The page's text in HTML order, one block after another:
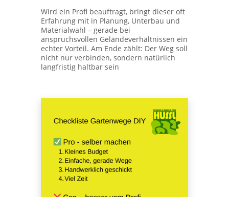
Wird ein Profi beauftragt, bringt dieser oft
Erfahrung mit in Planung, Unterbau und
Materialwahl – gerade bei
anspruchsvollen Geländeverhältnissen ein
echter Vorteil. Am Ende zählt: Der Weg soll
nicht nur verbinden, sondern natürlich
langfristig haltbar sein